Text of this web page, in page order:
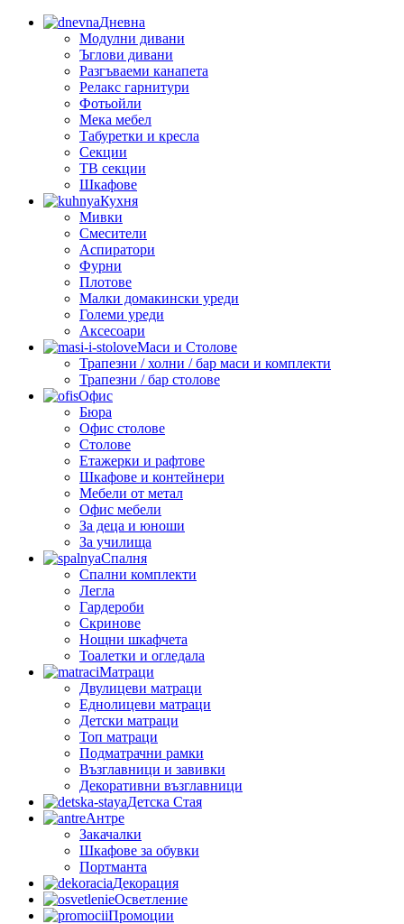
Дневна
Модулни дивани
Ъглови дивани
Разгъваеми канапета
Релакс гарнитури
Фотьойли
Мека мебел
Табуретки и кресла
Секции
ТВ секции
Шкафове
Кухня
Мивки
Смесители
Аспиратори
Фурни
Плотове
Малки домакински уреди
Големи уреди
Аксесоари
Маси и Столове
Трапезни / холни / бар маси и комплекти
Трапезни / бар столове
Офис
Бюра
Офис столове
Столове
Етажерки и рафтове
Шкафове и контейнери
Мебели от метал
Офис мебели
За деца и юноши
За училища
Спалня
Спални комплекти
Легла
Гардероби
Скринове
Нощни шкафчета
Тоалетки и огледала
Матраци
Двулицеви матраци
Еднолицеви матраци
Детски матраци
Топ матраци
Подматрачни рамки
Възглавници и завивки
Декоративни възглавници
Детска Стая
Антре
Закачалки
Шкафове за обувки
Портманта
Декорация
Осветление
Промоции